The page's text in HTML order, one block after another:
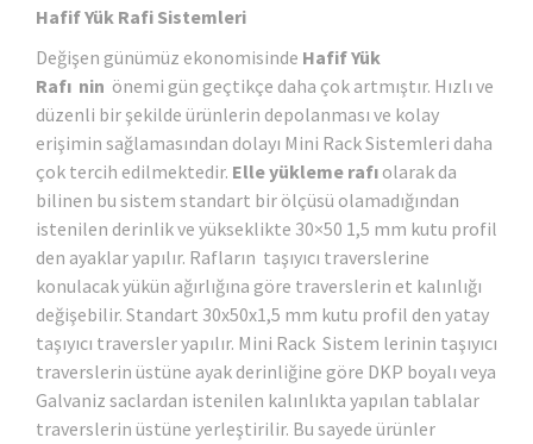
Hafif Yük Rafi Sistemleri
Değişen günümüz ekonomisinde Hafif Yük
Rafı nin önemi gün geçtikçe daha çok artmıştır. Hızlı ve
düzenli bir şekilde ürünlerin depolanması ve kolay
erişimin sağlamasından dolayı Mini Rack Sistemleri daha
çok tercih edilmektedir. Elle yükleme rafı olarak da
bilinen bu sistem standart bir ölçüsü olamadığından
istenilen derinlik ve yükseklikte 30×50 1,5 mm kutu profil
den ayaklar yapılır. Rafların taşıyıcı traverslerine
konulacak yükün ağırlığına göre traverslerin et kalınlığı
değişebilir. Standart 30x50x1,5 mm kutu profil den yatay
taşıyıcı traversler yapılır. Mini Rack Sistem lerinin taşıyıcı
traverslerin üstüne ayak derinliğine göre DKP boyalı veya
Galvaniz saclardan istenilen kalınlıkta yapılan tablalar
traverslerin üstüne yerleştirilir. Bu sayede ürünler